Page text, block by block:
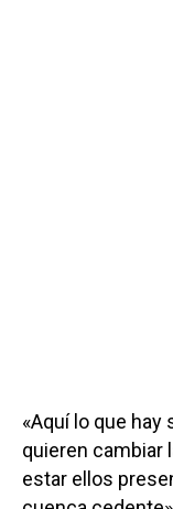
«Aquí lo que
quieren cambiar
estar ellos